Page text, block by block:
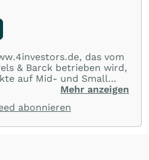
das vom
& Barck betrieben wird,
auf Mid- und Small
Raum. Der
werden besonders genau
Mehr anzeigen
abonnieren